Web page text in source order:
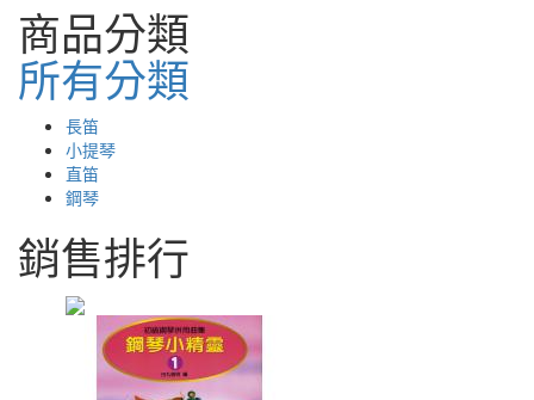
商品分類
所有分類
長笛
小提琴
直笛
鋼琴
銷售排行